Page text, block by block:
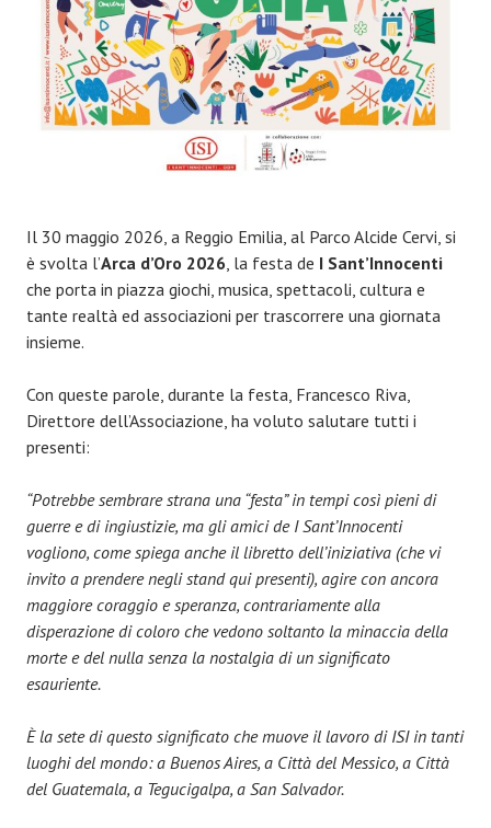
Il 30 maggio 2026, a Reggio Emilia, al Parco Alcide Cervi, si
è svolta l’Arca d’Oro 2026 , la festa de I Sant’Innocenti
che porta in piazza giochi, musica, spettacoli, cultura e
tante realtà ed associazioni per trascorrere una giornata
insieme.
Con queste parole, durante la festa, Francesco Riva,
Direttore dell’Associazione, ha voluto salutare tutti i
presenti:
“Potrebbe sembrare strana una “festa” in tempi così pieni di
guerre e di ingiustizie, ma gli amici de I Sant’Innocenti
vogliono, come spiega anche il libretto dell’iniziativa (che vi
invito a prendere negli stand qui presenti), agire con ancora
maggiore coraggio e speranza, contrariamente alla
disperazione di coloro che vedono soltanto la minaccia della
morte e del nulla senza la nostalgia di un significato
esauriente.
È la sete di questo significato che muove il lavoro di ISI in tanti
luoghi del mondo: a Buenos Aires, a Città del Messico, a Città
del Guatemala, a Tegucigalpa, a San Salvador.